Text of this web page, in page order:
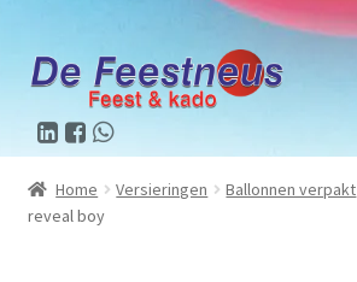
Home Versieringen Ballonnen verpakt
reveal boy